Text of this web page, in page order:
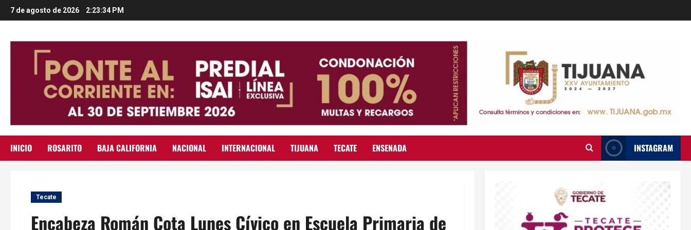
Saltar
al
7 de agosto de 2026 2:23:35 PM
INICIO ROSARITO BAJA CALIFORNIA NACIONAL INTERNACIONAL TIJUANA TECATE ENSENADA INSTAGRAM
Tecate
Encabeza Román Cota Lunes Cívico en Escuela Primaria de